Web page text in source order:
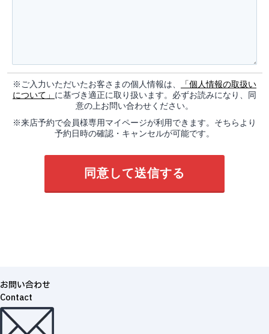
※ご入力いただいたお客さまの個人情報は、
「個人情報の取扱い
について」 に基づき適正に取り扱います。必ずお読みになり、同
意の上お問い合わせください。
※来店予約で会員様専用マイページが利用できます。そちらより
予約日時の確認・キャンセルが可能です。
お問い合わせ
Contact